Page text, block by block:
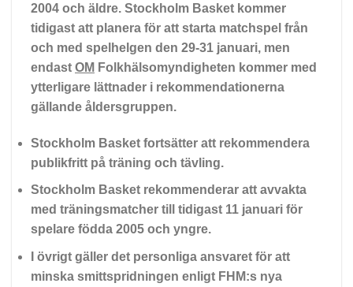
2004 och äldre. Stockholm Basket kommer
tidigast att planera för att starta matchspel från
och med spelhelgen den 29-31 januari, men
endast OM Folkhälsomyndigheten kommer med
ytterligare lättnader i rekommendationerna
gällande åldersgruppen.
Stockholm Basket fortsätter att rekommendera
publikfritt på träning och tävling.
Stockholm Basket rekommenderar att avvakta
med träningsmatcher till tidigast 11 januari för
spelare födda 2005 och yngre.
I övrigt gäller det personliga ansvaret för att
minska smittspridningen enligt FHM:s nya